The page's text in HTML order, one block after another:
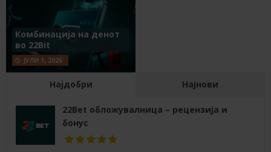
Комбинација на денот
во 22Bit
ЈУЛИ 1, 2026
Најдобри Најнови
22Bet обложувалница – рецензија и
бонус